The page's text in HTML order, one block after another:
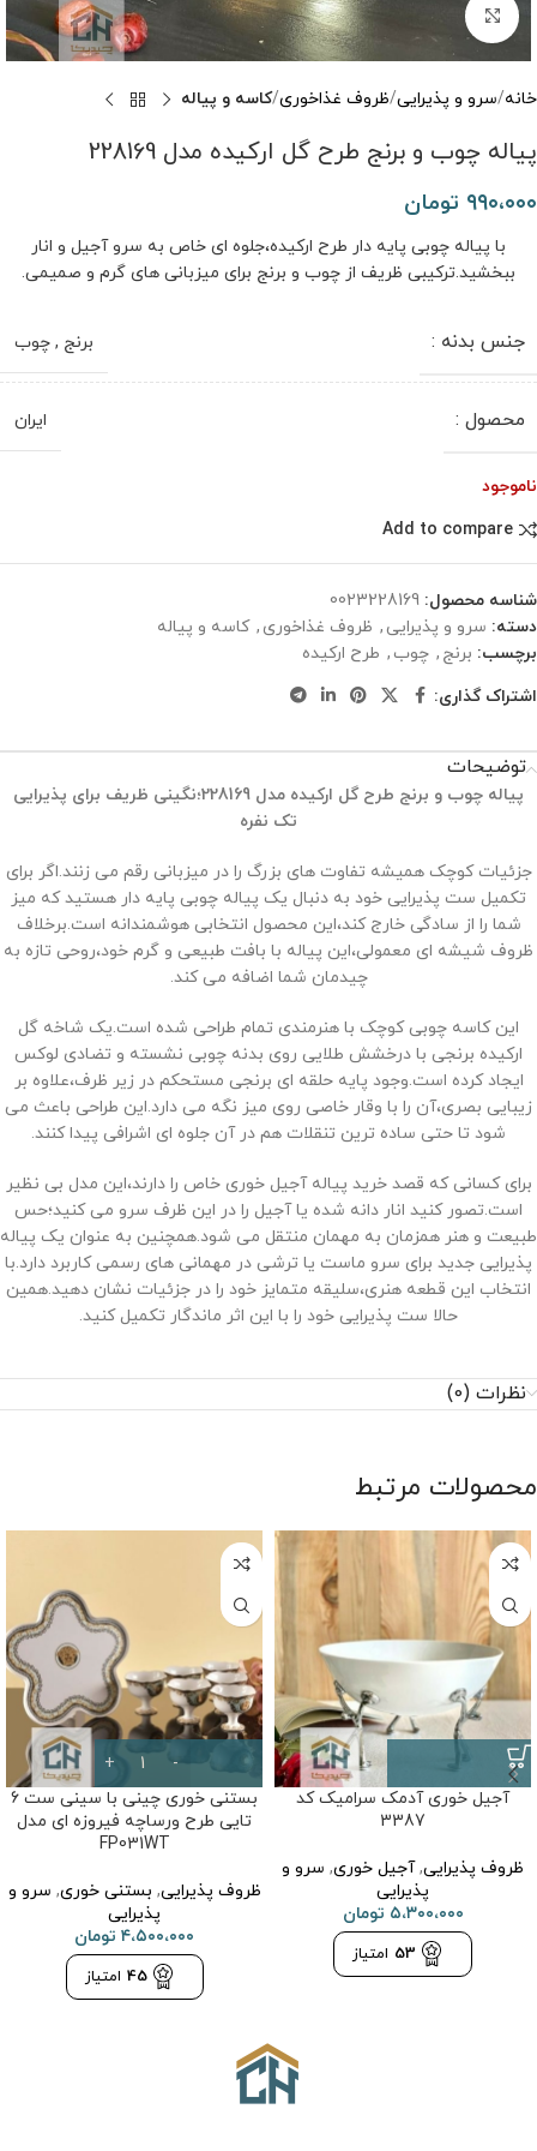
برای بزرگنمایی کلیک کنید
خانه سرو و پذیرایی ظروف غذاخوری کاسه و پیاله
پیاله چوب و برنج طرح گل ارکیده مدل 228169
۹۹۰،۰۰۰ تومان
با پیاله چوبی پایه دار طرح ارکیده،جلوه ‌ای خاص به سرو آجیل و انار
ببخشید.ترکیبی ظریف از چوب و برنج برای میزبانی ‌های گرم و صمیمی.
جنس بدنه : برنج , چوب
محصول : ایران
ناموجود
Add to compare
شناسه محصول: 0023228169
دسته: سرو و پذیرایی , ظروف غذاخوری , کاسه و پیاله
برچسب: برنج , چوب , طرح ارکیده
اشتراک گذاری:
توضیحات
پیاله چوب و برنج طرح گل ارکیده مدل 228169؛نگینی ظریف برای پذیرایی
تک ‌نفره
جزئیات کوچک همیشه تفاوت ‌های بزرگ را در میزبانی رقم می ‌زنند.اگر برای
تکمیل ست پذیرایی خود به دنبال یک پیاله چوبی پایه دار هستید که میز
شما را از سادگی خارج کند،این محصول انتخابی هوشمندانه است.برخلاف
ظروف شیشه‌ ای معمولی،این پیاله با بافت طبیعی و گرم خود،روحی تازه به
چیدمان شما اضافه می ‌کند.
این کاسه چوبی کوچک با هنرمندی تمام طراحی شده است.یک شاخه گل
ارکیده برنجی با درخشش طلایی روی بدنه چوبی نشسته و تضادی لوکس
ایجاد کرده است.وجود پایه حلقه ‌ای برنجی مستحکم در زیر ظرف،علاوه بر
زیبایی بصری،آن را با وقار خاصی روی میز نگه می ‌دارد.این طراحی باعث می
‌شود تا حتی ساده ‌ترین تنقلات هم در آن جلوه ‌ای اشرافی پیدا کنند.
برای کسانی که قصد خرید پیاله آجیل خوری خاص را دارند،این مدل بی‌ نظیر
است.تصور کنید انار دانه ‌شده یا آجیل را در این ظرف سرو می‌ کنید؛حس
طبیعت و هنر همزمان به مهمان منتقل می ‌شود.همچنین به عنوان یک پیاله
پذیرایی جدید برای سرو ماست یا ترشی در مهمانی‌ های رسمی کاربرد دارد.با
انتخاب این قطعه هنری،سلیقه متمایز خود را در جزئیات نشان دهید.همین
حالا ست پذیرایی خود را با این اثر ماندگار تکمیل کنید.
نظرات (0)
محصولات مرتبط
آجیل خوری آدمک سرامیک کد
3387
ظروف پذیرایی,آجیل خوری, سرو و
پذیرایی
۵،۳۰۰،۰۰۰ تومان
53 امتیاز
بستنی خوری چینی با سینی ست 6
تایی طرح ورساچه فیروزه ای مدل
FP031WT
ظروف پذیرایی, بستنی خوری, سرو و
پذیرایی
۴،۵۰۰،۰۰۰ تومان
45 امتیاز